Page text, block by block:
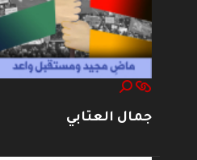
جمال العتابي